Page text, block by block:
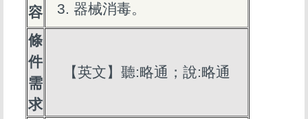
容
器械消毒。
條
件
需
求
【英文】聽:略通；說:略通